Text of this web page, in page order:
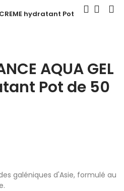
CREME hydratant Pot
AQUA GEL
Pot de 50
galéniques d'Asie, formulé au